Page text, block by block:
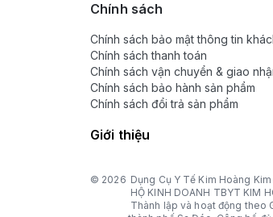
Chính sách
Chính sách bảo mật thông tin
Chính sách thanh toán
Chính sách vận chuyển & giao
Chính sách bảo hành sản phẩm
Chính sách đổi trả sản phẩm
Giới thiệu
© 2026 Dụng Cụ Y Tế Kim Hoàng
HỘ KINH DOANH TBYT KIM
Thành lập và hoạt động theo